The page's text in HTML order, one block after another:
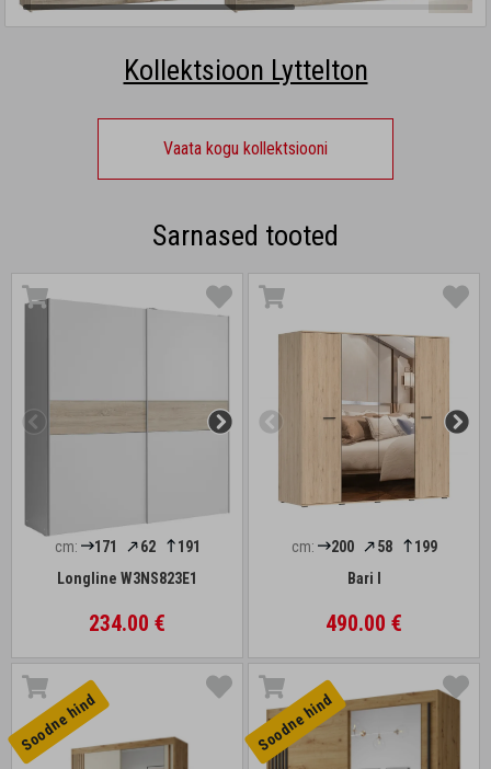
Kollektsioon Lyttelton
Vaata kogu kollektsiooni
Sarnased tooted
cm: 171 62
191
Longline W3NS823E1
234.00 €
cm: 200 58
199
Bari I
490.00 €
Soodne hind Soodne hind